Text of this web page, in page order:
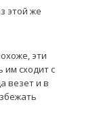
этой же
эти
им сходит с
везет и в